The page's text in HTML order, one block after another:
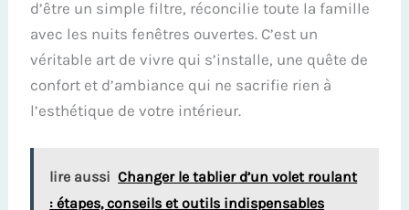
d’être un simple filtre, réconcilie toute la famille
avec les nuits fenêtres ouvertes. C’est un
véritable art de vivre qui s’installe, une quête de
confort et d’ambiance qui ne sacrifie rien à
l’esthétique de votre intérieur.
lire aussi Changer le tablier d’un volet roulant
: étapes, conseils et outils indispensables